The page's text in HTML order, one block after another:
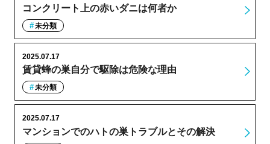
コンクリート上の赤いダニは何者か
未分類
賃貸蜂の巣自分で駆除は危険な理由
2025.07.17
未分類
マンションでのハトの巣トラブルとその解決
2025.07.17